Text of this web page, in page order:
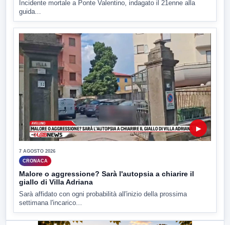
Incidente mortale a Ponte Valentino, indagato il 21enne alla
guida...
▶
7 AGOSTO 2026
CRONACA
Malore o aggressione? Sarà l'autopsia a chiarire il
giallo di Villa Adriana
Sarà affidato con ogni probabilità all'inizio della prossima
settimana l'incarico...